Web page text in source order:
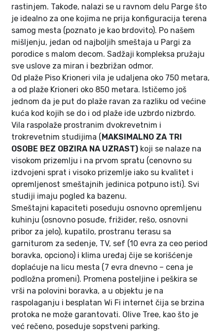
rastinjem. Takođe, nalazi se u ravnom delu Parge što
je idealno za one kojima ne prija konfiguracija terena
samog mesta (poznato je kao brdovito). Po našem
mišljenju, jedan od najboljih smeštaja u Pargi za
porodice s malom decom. Sadžaji kompleksa pružaju
sve uslove za miran i bezbrižan odmor.
Od plaže Piso Krioneri vila je udaljena oko 750 metara,
a od plaže Krioneri oko 850 metara. Ističemo još
jednom da je put do plaže ravan za razliku od većine
kuća kod kojih se do i od plaže ide uzbrdo nizbrdo.
Vila raspolaže prostranim dvokrevetnim i
trokrevetnim studijima (MAKSIMALNO ZA TRI
OSOBE BEZ OBZIRA NA UZRAST) koji se nalaze na
visokom prizemlju i na prvom spratu (cenovno su
izdvojeni sprat i visoko prizemlje iako su kvalitet i
opremljenost smeštajnih jedinica potpuno isti). Svi
studiji imaju pogled ka bazenu.
Smeštajni kapaciteti poseduju osnovno opremljenu
kuhinju (osnovno posuđe, frižider, rešo, osnovni
pribor za jelo), kupatilo, prostranu terasu sa
garniturom za sedenje, TV, sef (10 evra za ceo period
boravka, opciono) i klima uređaj čije se korišćenje
doplaćuje na licu mesta (7 evra dnevno – cena je
podložna promeni). Promena posteljine i peškira se
vrši na polovini boravka, a u objektu je na
raspolaganju i besplatan Wi Fi internet čija se brzina
protoka ne može garantovati. Olive Tree, kao što je
već rečeno, poseduje sopstveni parking.